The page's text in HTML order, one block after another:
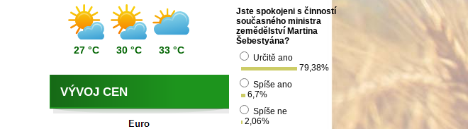
27 °C 30 °C 33 °C
VÝVOJ CEN
Jste spokojeni s činností
současného ministra
zemědělství Martina
Šebestyána?
Určitě ano
79,38%
Spíše ano
6,7%
Spíše ne
2,06%